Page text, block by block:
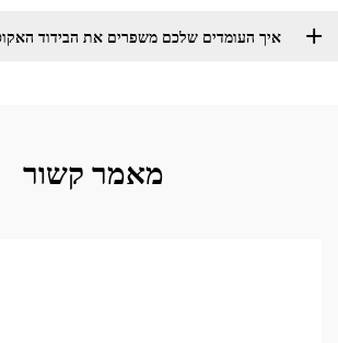
איך העומדים שלכם משפרים את הבידוד
מאמר קשור